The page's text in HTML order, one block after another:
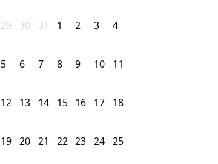
29 30 31 1 2 3 4
5 6 7 8 9 10 11
12 13 14 15 16 17 18
19 20 21 22 23 24 25